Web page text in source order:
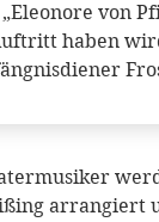
von
haben
arrangiert